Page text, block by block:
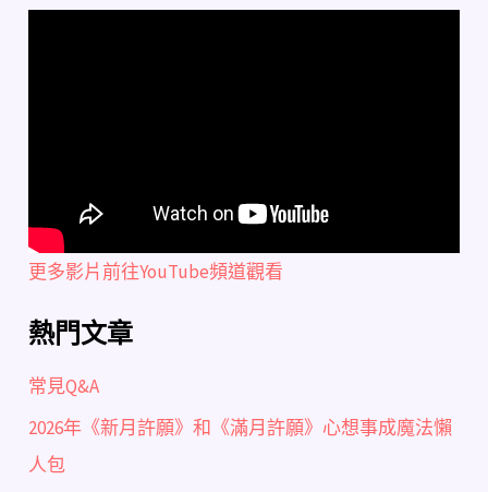
更多影片前往YouTube頻道觀看
熱門文章
常見Q&A
2026年《新月許願》和《滿月許願》心想事成魔法懶
人包